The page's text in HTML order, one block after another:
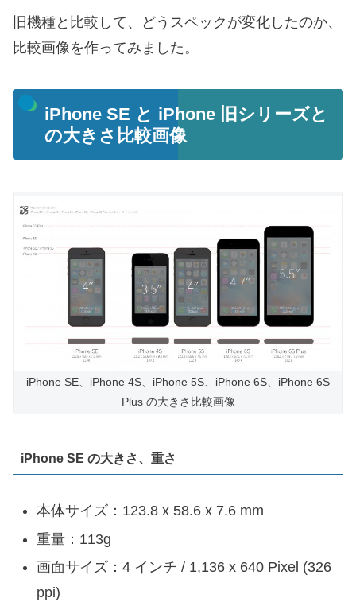
旧機種と比較して、どうスペックが変化したのか、
比較画像を作ってみました。
iPhone SE と iPhone 旧シリーズと
の大きさ比較画像
iPhone SE、iPhone 4S、iPhone 5S、iPhone 6S、iPhone 6S
Plus の大きさ比較画像
iPhone SE の大きさ、重さ
本体サイズ：123.8 x 58.6 x 7.6 mm
重量：113g
画面サイズ：4 インチ / 1,136 x 640 Pixel (326
ppi)